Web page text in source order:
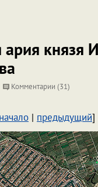
ария князя
Комментарии (31)
начало | предыдущий]